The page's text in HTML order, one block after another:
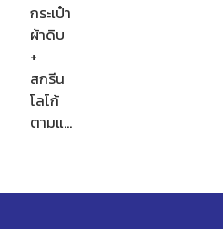
กระเป๋า
ผ้าดิบ
+
สกรีน
โลโก้
ตามแ…